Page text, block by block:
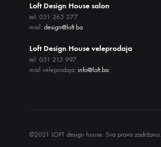
Loft Design House salon
tel: 051 263 277
mail: design@loft.ba
Loft Design House veleprodaja
tel: 051 213 997
mail veleprodaja: info@loft.ba
©2021 LOFT design house. Sva prava zadržana.